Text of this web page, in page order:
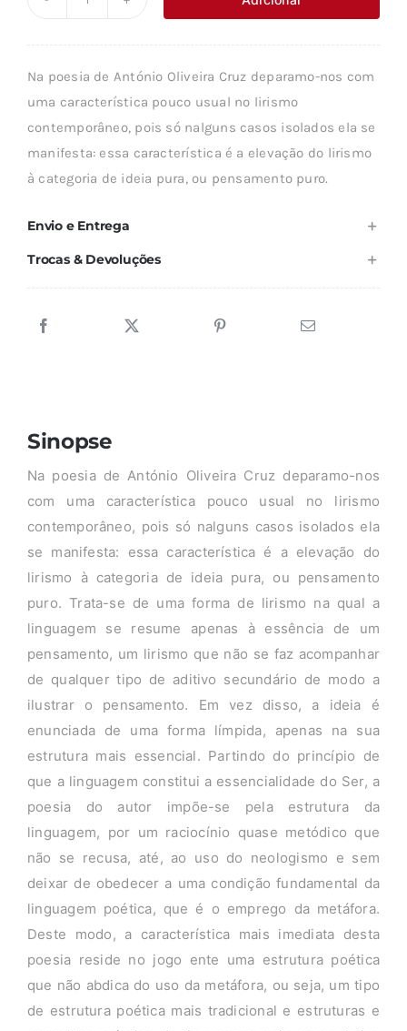
era:
é:
Na poesia de António Oliveira Cruz deparamo-nos com
uma característica pouco usual no lirismo
contemporâneo, pois só nalguns casos isolados ela se
manifesta: essa característica é a elevação do lirismo
à categoria de ideia pura, ou pensamento puro.
Envio e Entrega
Trocas & Devoluções
Sinopse
Na poesia de António Oliveira Cruz deparamo-nos
com uma característica pouco usual no lirismo
contemporâneo, pois só nalguns casos isolados ela
se manifesta: essa característica é a elevação do
lirismo à categoria de ideia pura, ou pensamento
puro. Trata-se de uma forma de lirismo na qual a
linguagem se resume apenas à essência de um
pensamento, um lirismo que não se faz acompanhar
de qualquer tipo de aditivo secundário de modo a
ilustrar o pensamento. Em vez disso, a ideia é
enunciada de uma forma límpida, apenas na sua
estrutura mais essencial. Partindo do princípio de
que a linguagem constitui a essencialidade do Ser, a
poesia do autor impõe-se pela estrutura da
linguagem, por um raciocínio quase metódico que
não se recusa, até, ao uso do neologismo e sem
deixar de obedecer a uma condição fundamental da
linguagem poética, que é o emprego da metáfora.
Deste modo, a característica mais imediata desta
poesia reside no jogo ente uma estrutura poética
que não abdica do uso da metáfora, ou seja, um tipo
de estrutura poética mais tradicional e estruturas e